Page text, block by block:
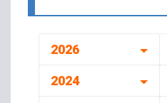
2026
2024